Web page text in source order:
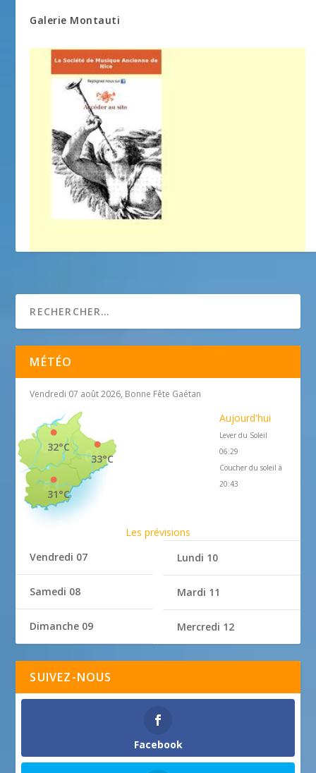
Galerie Montauti
MÉTÉO
Vendredi 07 août 2026, Bonne Fête Gaétan
33°C
32°C
31°C
Aujourd'hui
Lever du Soleil
06:29
Coucher du soleil à
20:43
Les prévisions
Vendredi 07
Samedi 08
Dimanche 09
Lundi 10
Mardi 11
Mercredi 12
SUIVEZ-NOUS
Facebook